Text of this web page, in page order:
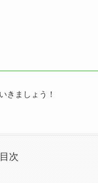
きましょう！
目次